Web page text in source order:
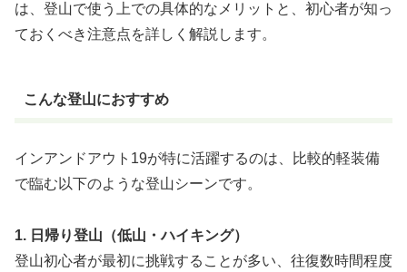
は、登山で使う上での具体的なメリットと、初心者が知っ
ておくべき注意点を詳しく解説します。
こんな登山におすすめ
インアンドアウト19が特に活躍するのは、比較的軽装備
で臨む以下のような登山シーンです。
1. 日帰り登山（低山・ハイキング）
登山初心者が最初に挑戦することが多い、往復数時間程度